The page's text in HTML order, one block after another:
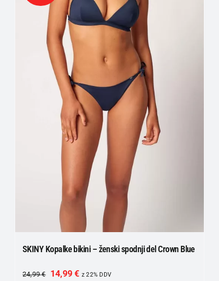
izberete
SKINY Kopalke bikini – ženski spodnji del Crown Blue
24,99€ 14,99€ z 22% DDV